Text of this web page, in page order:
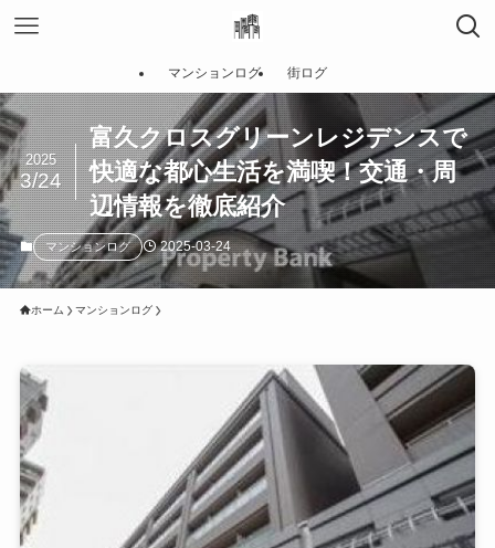
マンションログ 街ログ
富久クロスグリーンレジデンスで
快適な都心生活を満喫！交通・周
辺情報を徹底紹介
2025
3/24
マンションログ 2025-03-24
ホーム マンションログ